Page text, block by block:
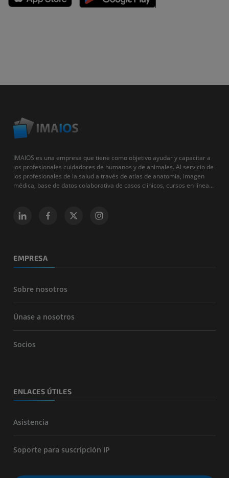
IMAIOS es una empresa que tiene como objetivo ayudar y capacitar a
los profesionales cuidadores de humanos y de animales. Al servicio de
los profesionales de la salud a través de atlas de anatomía, imagen
médica, base de datos colaborativa de casos clínicos, cursos en línea...
EMPRESA
Sobre nosotros
Únase a nosotros
Socios
ENLACES ÚTILES
Asistencia
Soporte para suscripción IP